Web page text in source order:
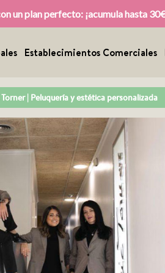
un plan perfecto: ¡acumula hasta
Establecimientos Comerciales
| Peluquería y estética personalizada